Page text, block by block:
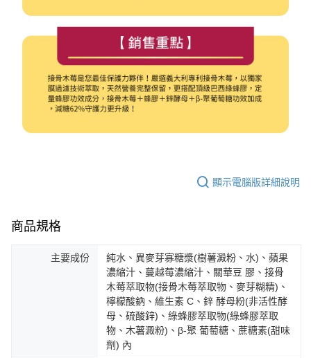
顯示電腦版詳細說明
商品規格
主要成份
純水、異麥芽寡糖漿(樹薯澱粉、水)、蘋果
濃縮汁、蔓越莓濃縮汁、關華豆 膠、接骨
木莓萃取物(接骨木莓萃取物、麥芽糊精)、
檸檬酸鈉、維生素 C、鋅 酵母粉(非活性酵
母、硫酸鋅)、綠蜂膠萃取物(綠蜂膠萃取
物、木薯澱粉)、β-聚 葡萄糖、蔗糖素(甜味
劑) 內